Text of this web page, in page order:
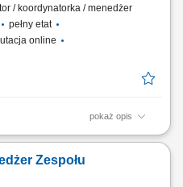
/ koordynatorka / menedżer
pełny etat
online
pokaż opis
pracy zaangażowanego
celów oraz dbanie o
poszukiwanie i
Zespołu